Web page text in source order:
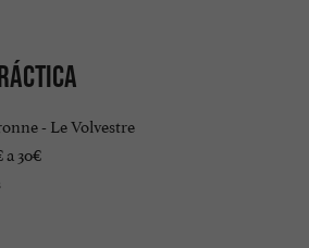
- Le Volvestre
a 30€